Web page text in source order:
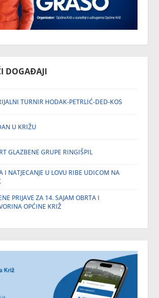
DOGAĐAJI
TURNIR HODAK-PETRLIĆ-DED-KOS
U KRIŽU
GLAZBENE GRUPE RINGIŠPIL
I NATJECANJE U LOVU RIBE UDICOM NA
PRIJAVE ZA 14. SAJAM OBRTA I
OPĆINE KRIŽ